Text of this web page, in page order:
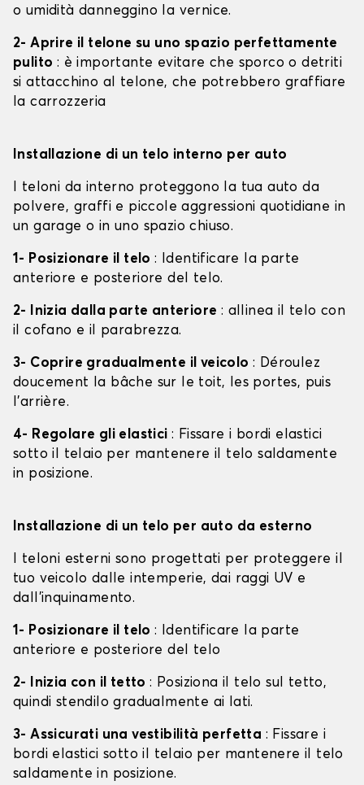
o umidità danneggino la vernice.
2- Aprire il telone su uno spazio perfettamente
pulito : è importante evitare che sporco o detriti
si attacchino al telone, che potrebbero graffiare
la carrozzeria
Installazione di un telo interno per auto
I teloni da interno proteggono la tua auto da
polvere, graffi e piccole aggressioni quotidiane in
un garage o in uno spazio chiuso.
1- Posizionare il telo: Identificare la parte
anteriore e posteriore del telo.
2- Inizia dalla parte anteriore : allinea il telo con
il cofano e il parabrezza.
3- Coprire gradualmente il veicolo : Déroulez
doucement la bâche sur le toit, les portes, puis
l'arrière.
4- Regolare gli elastici : Fissare i bordi elastici
sotto il telaio per mantenere il telo saldamente
in posizione.
Installazione di un telo per auto da esterno
I teloni esterni sono progettati per proteggere il
tuo veicolo dalle intemperie, dai raggi UV e
dall'inquinamento.
1- Posizionare il telo: Identificare la parte
anteriore e posteriore del telo
2- Inizia con il tetto: Posiziona il telo sul tetto,
quindi stendilo gradualmente ai lati.
3- Assicurati una vestibilità perfetta : Fissare i
bordi elastici sotto il telaio per mantenere il telo
saldamente in posizione.